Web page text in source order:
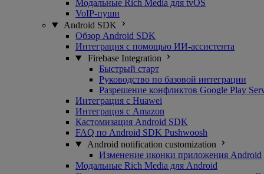
Модальные Rich Media для tvOS
VoIP-пуши
Android SDK
Обзор Android SDK
Интеграция с помощью ИИ-ассистента
Firebase Integration
Быстрый старт
Руководство по базовой интеграции
Разрешение конфликтов Google Play
Интеграция с Huawei
Интеграция с Amazon
Кастомизация Android SDK
FAQ по Android SDK Pushwoosh
Android notification customization
Изменение иконки приложения Android
Модальные Rich Media для Android